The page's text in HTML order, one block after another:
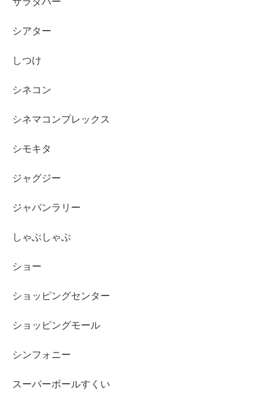
シアター
しつけ
シネコン
シネマコンプレックス
シモキタ
ジャグジー
ジャパンラリー
しゃぶしゃぶ
ショー
ショッピングセンター
ショッピングモール
シンフォニー
スーパーボールすくい